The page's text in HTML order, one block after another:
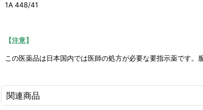
1A 448/41
【注意】
この医薬品は日本国内では医師の処方が必要な要指示薬です
関連商品